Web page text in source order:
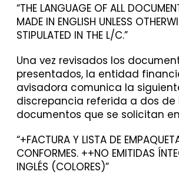
“THE LANGUAGE OF ALL
MADE IN ENGLISH UNLESS
STIPULATED IN THE L/C.”
Una vez revisados los
presentados, la entidad
avisadora comunica la
discrepancia referida a dos de
documentos que se solicitan
“+FACTURA Y LISTA DE
CONFORMES. ++NO EMITIDAS
INGLÉS (COLORES)”